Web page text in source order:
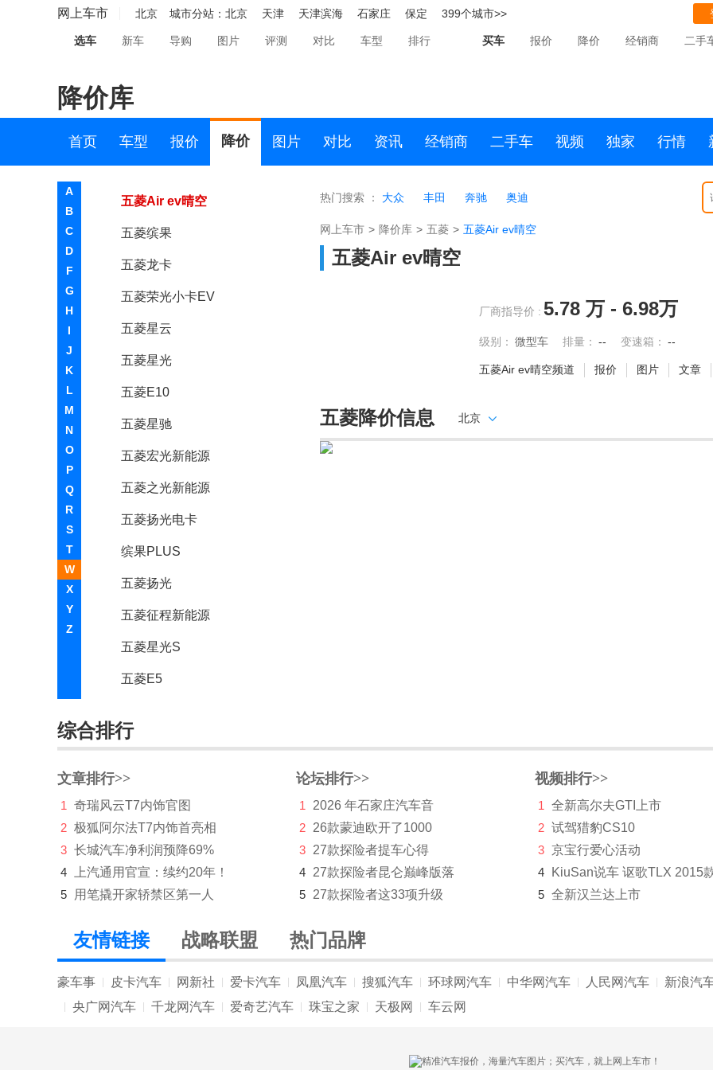
网上车市 北京 城市分站： 北京 天津 天津滨海 石家庄 保定 399个城市>>
选车 新车 导购 图片 评测 对比 车型 排行 买车 报价 降价 经销商 二手
降价库
首页 车型 报价 降价 图片 对比 资讯 经销商 二手车 视频 独家 行情
A
B
C
D
F
G
H
I
J
K
L
M
N
O
P
Q
R
S
T
W
X
Y
Z
五菱荣光EV
凯捷
五菱星辰
五菱NanoEV
五菱佳辰
五菱Air ev晴空
五菱缤果
五菱龙卡
五菱荣光小卡EV
五菱星云
五菱星光
五菱E10
五菱星驰
五菱宏光新能源
五菱之光新能源
五菱扬光电卡
缤果PLUS
五菱扬光
五菱征程新能源
五菱星光S
五菱E5
星光730
缤果Pro
星光L
五菱工业
五菱荣光新卡翼开启
五菱荣光小卡翼开启
五菱电卡
五十铃
X
热门搜索 ： 大众 丰田 奔驰 奥迪
网上车市 > 降价库 > 五菱 > 五菱Air ev晴空
五菱Air ev晴空
厂商指导价 : 5.78 万 - 6.98万
级别： 微型车 排量： -- 变速箱： --
五菱Air ev晴空频道 报价 图片 文章
五菱降价信息 北京
综合排行
文章排行>>
1
奇瑞风云T7内饰官图
2 极狐阿尔法T7内饰首亮相
3 长城汽车净利润预降69%
4
上汽通用官宣：续约20年！
5
用笔撬开家轿禁区第一人
论坛排行>>
1
2026 年石家庄汽车音
2 26款蒙迪欧开了1000
3 27款探险者提车心得
4 27款探险者昆仑巅峰版落
5 27款探险者这33项升级
视频排行>>
1
全新高尔夫GTI上市
2 试驾猎豹CS10
3 京宝行爱心活动
4
KiuSan说车 讴歌TLX 2015
5 全新汉兰达上市
友情链接 战略联盟 热门品牌
豪车事 皮卡汽车 网新社 爱卡汽车 凤凰汽车 搜狐汽车 环球网汽车 中华网汽车 人民网汽车 新浪汽
央广网汽车 千龙网汽车 爱奇艺汽车 珠宝之家 天极网 车云网